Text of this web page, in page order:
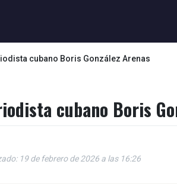
cubano Boris González Arenas
cubano Boris
19 de febrero de 2026 a las 16:26